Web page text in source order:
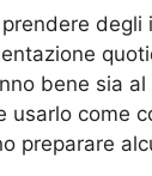
degli
bene sia al
usarlo come
preparare